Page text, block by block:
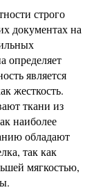
строго
документах на
определяет
является
жесткость.
ткани из
наиболее
обладают
так как
мягкостью,